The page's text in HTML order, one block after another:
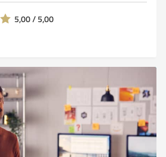
5,00 / 5,00